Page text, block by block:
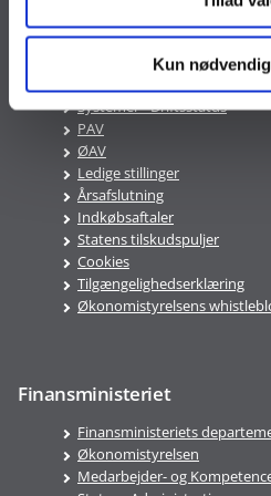
Kun
Systemer - Driftsstatus
PAV
ØAV
Ledige stillinger
Årsafslutning
Indkøbsaftaler
Statens tilskudspuljer
Cookies
Tilgængelighedserklæring
Økonomistyrelsens
Finansministeriet
Finansministeriets
Økonomistyrelsen
Medarbejder- og